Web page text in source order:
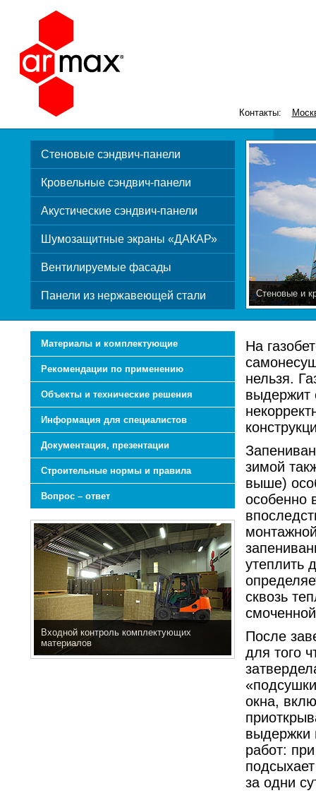
Контакты:
Стеновые сэндвич-панели
Кровельные сэндвич-панели
Акустические сэндвич-панели
Шумозащитные экраны «ДАКАР»
Вентилируемые фасады
Панели из нержавеющей стали Стеновые и
Материалы и комплектующие
Рекомендации по применению
Объекты и технические решения
Информация для специалистов
Документация, презентации
Строительные нормы и правила
Вопрос – ответ
Входной контроль комплектующих
материалов
На
нельзя.
выдержит
зимой
выше)
особенно
утеплить
сквозь
После
для того
окна,
выдержки
работ:
за одни